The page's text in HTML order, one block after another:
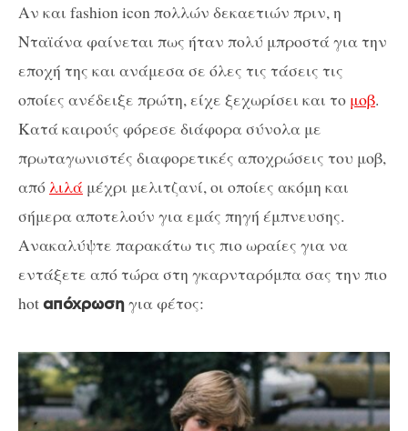
Aν και fashion icon πολλών δεκαετιών πριν, η
Νταϊάνα φαίνεται πως ήταν πολύ μπροστά για την
εποχή της και ανάμεσα σε όλες τις τάσεις τις
οποίες ανέδειξε πρώτη, είχε ξεχωρίσει και το μοβ.
Κατά καιρούς φόρεσε διάφορα σύνολα με
πρωταγωνιστές διαφορετικές αποχρώσεις του μοβ,
από λιλά μέχρι μελιτζανί, οι οποίες ακόμη και
σήμερα αποτελούν για εμάς πηγή έμπνευσης.
Ανακαλύψτε παρακάτω τις πιο ωραίες για να
εντάξετε από τώρα στη γκαρνταρόμπα σας την πιο
hotαπόχρωσηγια φέτος: